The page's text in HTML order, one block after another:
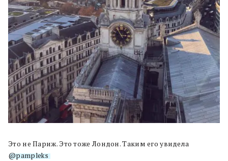
Это не Париж. Это тоже Лондон. Таким его увидела
@pampleks